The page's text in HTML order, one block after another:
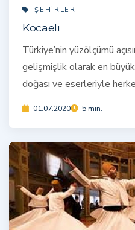
ŞEHIRLER
Kocaeli
Türkiye’nin yüzölçümü
gelişmişlik olarak en
doğası ve eserleriyle
01.07.2020 5 min.